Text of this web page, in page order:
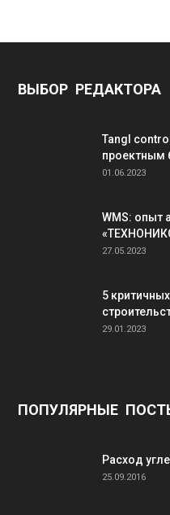
ВЫБОР РЕДАКТОРА
Tangl
проектным
01.06.2023
WMS: опыт
27.05.2023
5
29.01.2023
ПОПУЛЯРНЫЕ
Расход
25.09.2016